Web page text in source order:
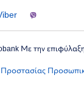
Με την
Προστασίας